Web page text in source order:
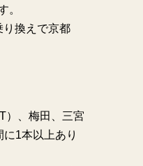
。
換えで京都
）、梅田、三宮
1本以上あり